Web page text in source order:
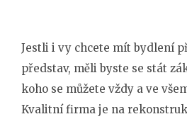
Jestli i vy chcete mít bydlení
představ, měli byste se stát
koho se můžete vždy a ve
Kvalitní firma je na